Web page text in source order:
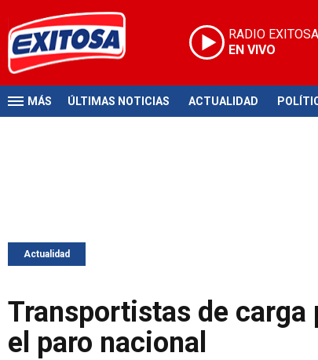
RADIO EXITOSA
EN VIVO
MÁS ÚLTIMAS NOTICIAS ACTUALIDAD
Actualidad
Transportistas de carga
el paro nacional